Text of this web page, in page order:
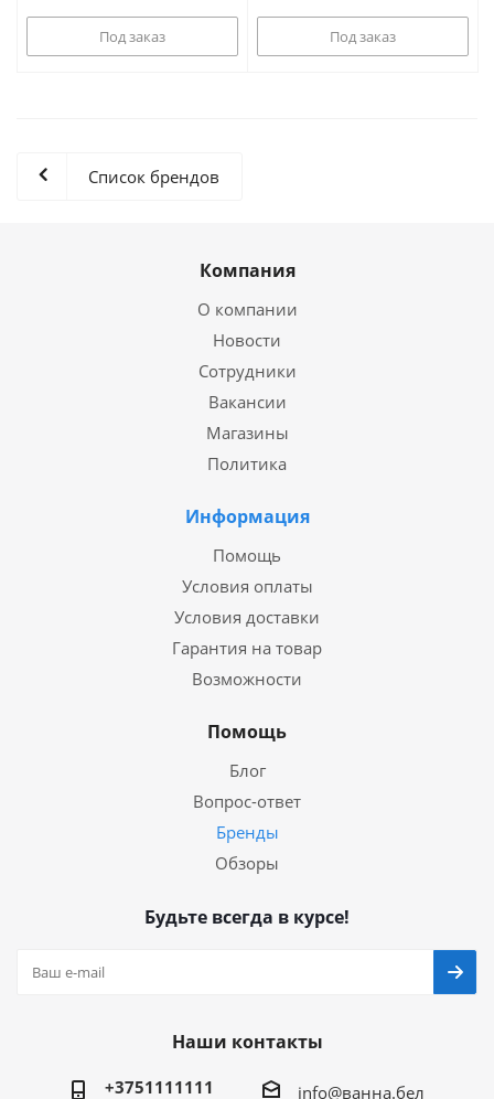
Под заказ Под заказ
Список брендов
Компания
О компании
Новости
Сотрудники
Вакансии
Магазины
Политика
Информация
Помощь
Условия оплаты
Условия доставки
Гарантия на товар
Возможности
Помощь
Блог
Вопрос-ответ
Бренды
Обзоры
Будьте всегда в курсе!
Наши контакты
+3751111111 info@ванна.бел